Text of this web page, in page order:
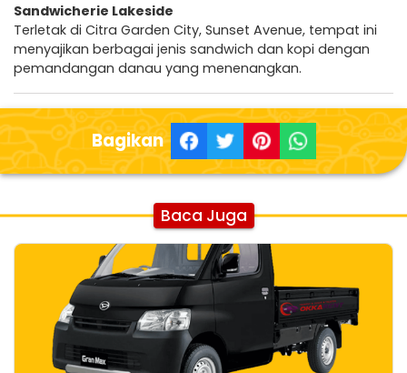
Sandwicherie Lakeside
Terletak di Citra Garden City, Sunset Avenue, tempat ini
menyajikan berbagai jenis sandwich dan kopi dengan
pemandangan danau yang menenangkan.
Bagikan
Baca Juga